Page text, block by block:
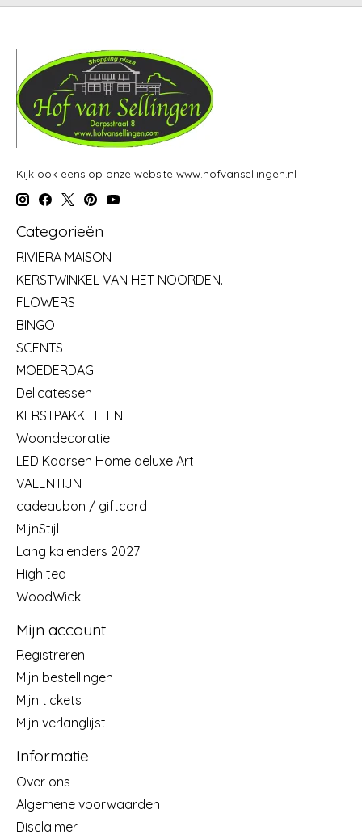
Kijk ook eens op onze website www.hofvansellingen.nl
Categorieën
RIVIERA MAISON
KERSTWINKEL VAN HET NOORDEN.
FLOWERS
BINGO
SCENTS
MOEDERDAG
Delicatessen
KERSTPAKKETTEN
Woondecoratie
LED Kaarsen Home deluxe Art
VALENTIJN
cadeaubon / giftcard
MijnStijl
Lang kalenders 2027
High tea
WoodWick
Mijn account
Registreren
Mijn bestellingen
Mijn tickets
Mijn verlanglijst
Informatie
Over ons
Algemene voorwaarden
Disclaimer